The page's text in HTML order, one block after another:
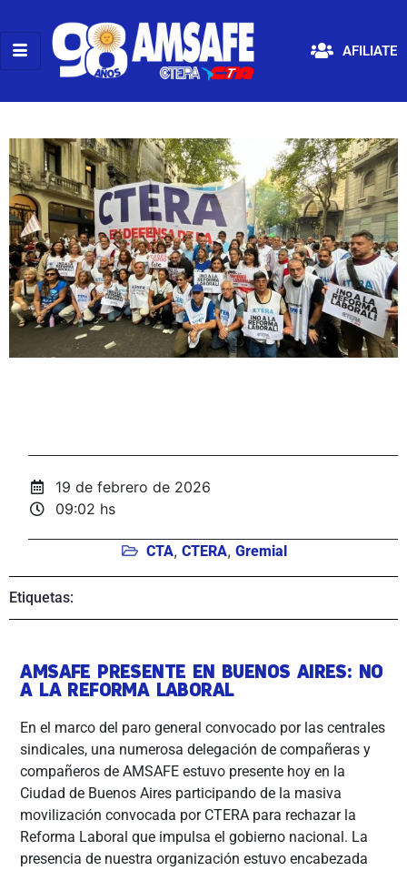
AFILIATE
19 de febrero de 2026
09:02 hs
CTA, CTERA, Gremial
Etiquetas:
AMSAFE PRESENTE EN BUENOS AIRES: NO
A LA REFORMA LABORAL
En el marco del paro general convocado por las centrales
sindicales, una numerosa delegación de compañeras y
compañeros de AMSAFE estuvo presente hoy en la
Ciudad de Buenos Aires participando de la masiva
movilización convocada por CTERA para rechazar la
Reforma Laboral que impulsa el gobierno nacional. La
presencia de nuestra organización estuvo encabezada